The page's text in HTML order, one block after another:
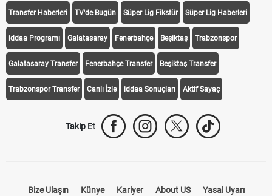
Transfer Haberleri TV'de Bugün Süper Lig Fikstür Süper Lig Haberleri
iddaa Programı Galatasaray Fenerbahçe Beşiktaş Trabzonspor
Galatasaray Transfer Fenerbahçe Transfer Beşiktaş Transfer
Trabzonspor Transfer Canlı İzle iddaa Sonuçları Aktif Sayaç
Takip Et
Bize Ulaşın Künye Kariyer About US Yasal Uyarı